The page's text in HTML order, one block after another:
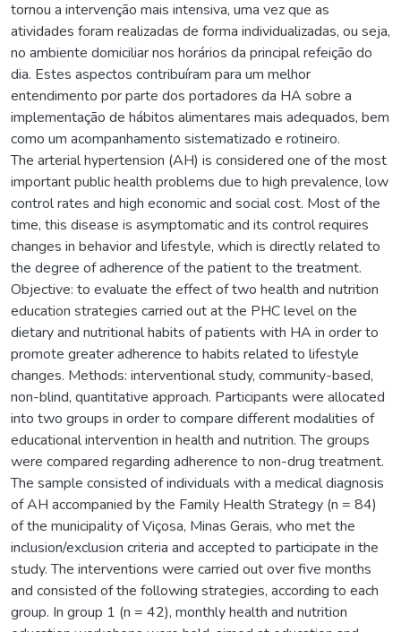
tornou a intervenção mais intensiva, uma vez que as
atividades foram realizadas de forma individualizadas, ou seja,
no ambiente domiciliar nos horários da principal refeição do
dia. Estes aspectos contribuíram para um melhor
entendimento por parte dos portadores da HA sobre a
implementação de hábitos alimentares mais adequados, bem
como um acompanhamento sistematizado e rotineiro.
The arterial hypertension (AH) is considered one of the most
important public health problems due to high prevalence, low
control rates and high economic and social cost. Most of the
time, this disease is asymptomatic and its control requires
changes in behavior and lifestyle, which is directly related to
the degree of adherence of the patient to the treatment.
Objective: to evaluate the effect of two health and nutrition
education strategies carried out at the PHC level on the
dietary and nutritional habits of patients with HA in order to
promote greater adherence to habits related to lifestyle
changes. Methods: interventional study, community-based,
non-blind, quantitative approach. Participants were allocated
into two groups in order to compare different modalities of
educational intervention in health and nutrition. The groups
were compared regarding adherence to non-drug treatment.
The sample consisted of individuals with a medical diagnosis
of AH accompanied by the Family Health Strategy (n = 84)
of the municipality of Viçosa, Minas Gerais, who met the
inclusion/exclusion criteria and accepted to participate in the
study. The interventions were carried out over five months
and consisted of the following strategies, according to each
group. In group 1 (n = 42), monthly health and nutrition